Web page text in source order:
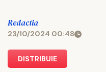
Redactia
23/10/2024 00:48
DISTRIBUIE